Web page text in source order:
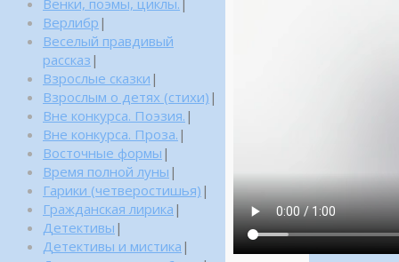
Венки, поэмы, циклы. |
Верлибр |
Веселый правдивый
рассказ |
Взрослые сказки |
Взрослым о детях (стихи) |
Вне конкурса. Поэзия. |
Вне конкурса. Проза. |
Восточные формы |
Время полной луны |
Гарики (четверостишья) |
Гражданская лирика |
Детективы |
Детективы и мистика |